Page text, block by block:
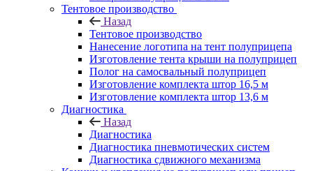
Тентовое производство
Назад
Тентовое производство
Нанесение логотипа на тент полуприцепа
Изготовление тента крыши на полуприцеп
Полог на самосвальный полуприцеп
Изготовление комплекта штор 16,5 м
Изготовление комплекта штор 13,6 м
Диагностика
Назад
Диагностика
Диагностика пневмотических систем
Диагностика сдвижного механизма